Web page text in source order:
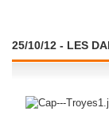
25/10/12 - LES